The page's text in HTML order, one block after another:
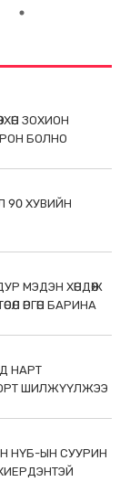
ЗОХИОН
БОЛНО
90 ХУВИЙН
МЭДЭН ХӨНДӨЖ
ӨРГӨН БАРИНА
НАРТ
ШИЛЖҮҮЛЖЭЭ
НҮБ-ЫН СУУРИН